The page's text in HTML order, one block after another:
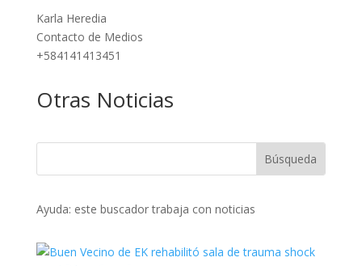
Karla Heredia
Contacto de Medios
+584141413451
Otras Noticias
Ayuda: este buscador trabaja con noticias